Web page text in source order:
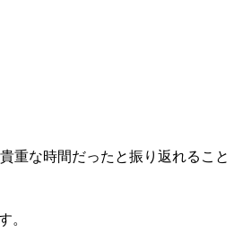
重な時間だったと振り返れること
。